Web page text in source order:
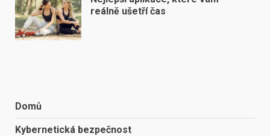
reálně ušetří čas
Domů
Kybernetická bezpečnost